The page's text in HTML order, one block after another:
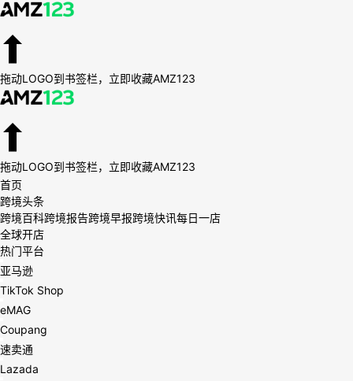
拖动LOGO到书签栏，立即收藏AMZ123
拖动LOGO到书签栏，立即收藏AMZ123
首页
跨境头条
跨境百科跨境报告跨境早报跨境快讯每日一店
全球开店
热门平台
亚马逊
TikTok Shop
eMAG
Coupang
速卖通
Lazada